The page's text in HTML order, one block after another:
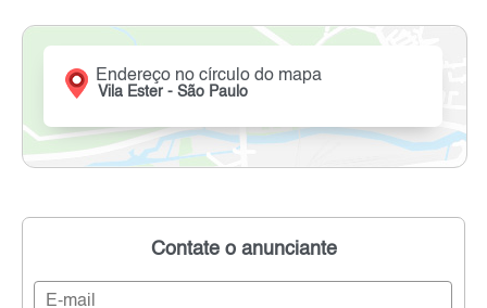
Endereço no círculo do mapa
Vila Ester - São Paulo
Contate o anunciante